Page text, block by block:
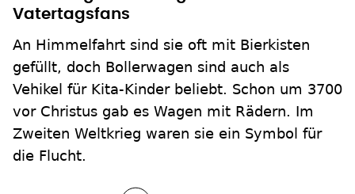
Vatertagsfans
An Himmelfahrt sind sie oft mit Bierkisten
gefüllt, doch Bollerwagen sind auch als
Vehikel für Kita-Kinder beliebt. Schon um 3700
vor Christus gab es Wagen mit Rädern. Im
Zweiten Weltkrieg waren sie ein Symbol für
die Flucht.